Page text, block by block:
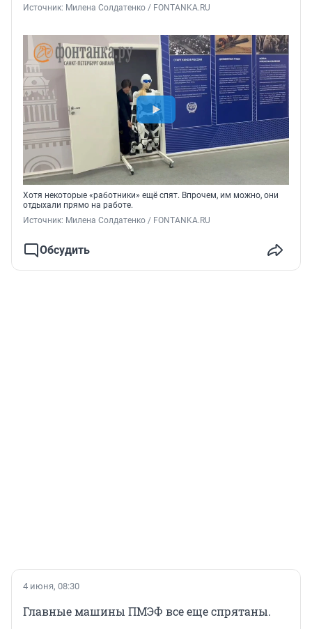
Источник: Милена Солдатенко / FONTANKA.RU
Хотя некоторые «работники» ещё спят. Впрочем, им можно, они
отдыхали прямо на работе.
Источник: Милена Солдатенко / FONTANKA.RU
Обсудить
4 июня, 08:30
Главные машины ПМЭФ все еще спрятаны.